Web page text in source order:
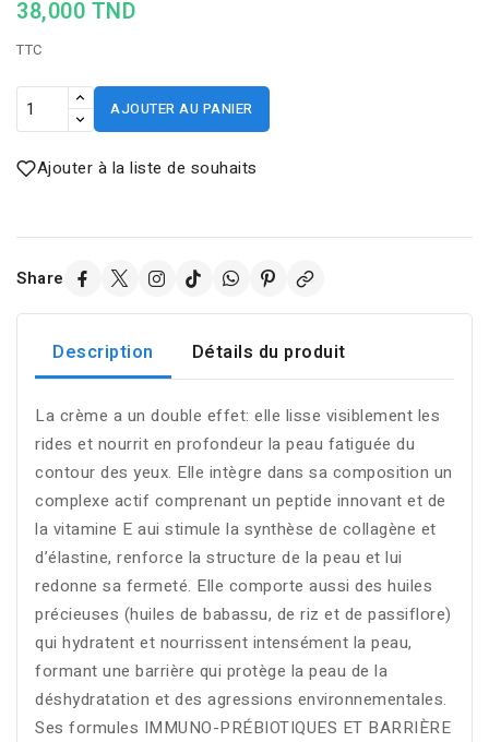
38,000 TND
TTC
AJOUTER AU PANIER
Ajouter à la liste de souhaits
Share
Description Détails du produit
La crème a un double effet: elle lisse visiblement les
rides et nourrit en profondeur la peau fatiguée du
contour des yeux. Elle intègre dans sa composition un
complexe actif comprenant un peptide innovant et de
la vitamine E aui stimule la synthèse de collagène et
d’élastine, renforce la structure de la peau et lui
redonne sa fermeté. Elle comporte aussi des huiles
précieuses (huiles de babassu, de riz et de passiflore)
qui hydratent et nourrissent intensément la peau,
formant une barrière qui protège la peau de la
déshydratation et des agressions environnementales.
Ses formules IMMUNO-PRÉBIOTIQUES ET BARRIÈRE